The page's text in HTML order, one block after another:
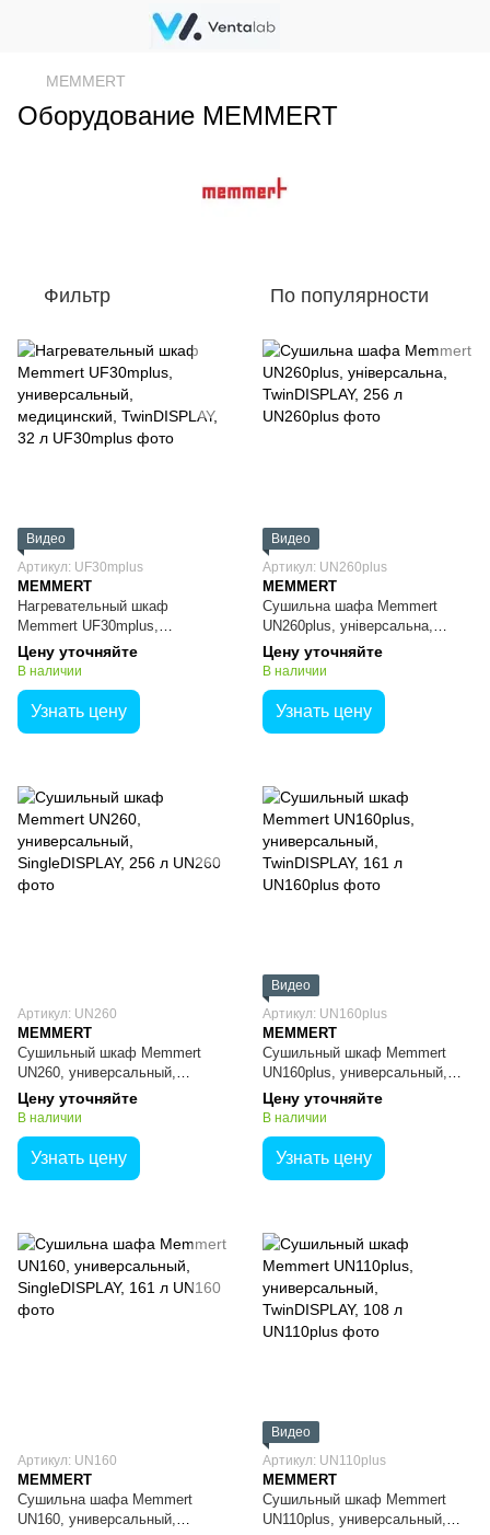
MEMMERT
Оборудование MEMMERT
Фильтр По популярности
Видео
Артикул: UF30mplus
MEMMERT
Нагревательный шкаф
Memmert UF30mplus,
универсальный, медицинский,
TwinDISPLAY, 32 л
Цену уточняйте
В наличии
Узнать цену
Видео
Артикул: UN260plus
MEMMERT
Сушильна шафа Memmert
UN260plus, універсальна,
TwinDISPLAY, 256 л
Цену уточняйте
В наличии
Узнать цену
Артикул: UN260
MEMMERT
Сушильный шкаф Memmert
UN260, универсальный,
SingleDISPLAY, 256 л
Цену уточняйте
В наличии
Узнать цену
Видео
Артикул: UN160plus
MEMMERT
Сушильный шкаф Memmert
UN160plus, универсальный,
TwinDISPLAY, 161 л
Цену уточняйте
В наличии
Узнать цену
Артикул: UN160
MEMMERT
Сушильна шафа Memmert
UN160, универсальный,
Видео
Артикул: UN110plus
MEMMERT
Сушильный шкаф Memmert
UN110plus, универсальный,